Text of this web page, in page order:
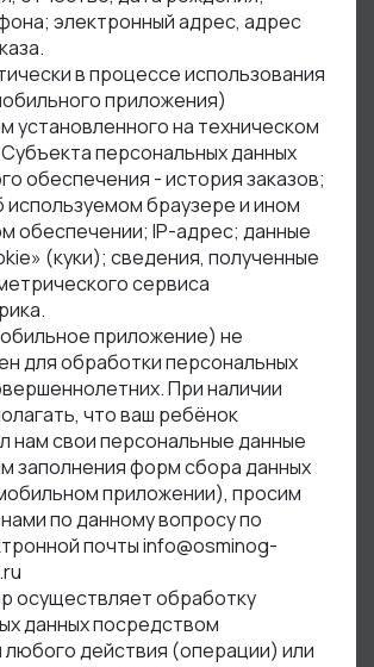
электронный адрес, адрес
в процессе использования
приложения)
установленного на техническом
персональных данных
обеспечения - история заказов;
используемом браузере и ином
обеспечении; IP-адрес; данные
(куки); сведения, полученные
сервиса
приложение) не
для обработки персональных
При наличии
что ваш ребёнок
нам свои персональные данные
заполнения форм сбора данных
приложении), просим
по данному вопросу по
почты info@osminog-
осуществляет обработку
данных посредством
действия (операции) или